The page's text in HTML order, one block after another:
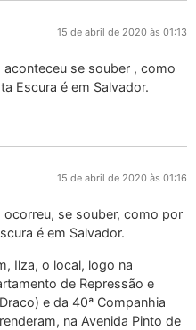
15 de abril de 2020 às 01:13
se souber , como
Escura é em Salvador.
15 de abril de 2020 às 01:16
se souber, como por
é em Salvador.
Ilza, o local, logo na
de Repressão e
e da 40ª Companhia
na Avenida Pinto de